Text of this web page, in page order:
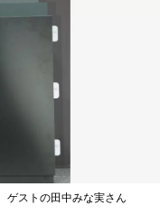
ゲストの田中みな実さん